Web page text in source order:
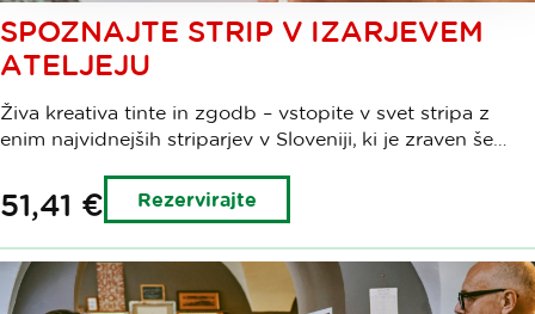
SPOZNAJTE STRIP V IZARJEVEM
ATELJEJU
Živa kreativa tinte in zgodb – vstopite v svet stripa z
enim najvidnejših striparjev v Sloveniji, ki je zraven še…
51,41 € Rezervirajte